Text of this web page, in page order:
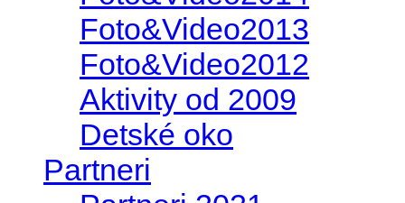
Foto&Video2013
Foto&Video2012
Aktivity od 2009
Detské oko
Partneri